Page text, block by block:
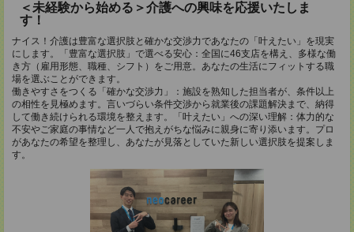
＜未経験から始める＞介護への興味を応援いたしま
す！
ナイス！介護は豊富な選択肢と確かな交渉力であなたの「叶えたい」を現実
にします。「豊富な選択肢」で選べる安心：全国に46支店を構え、多様な働
き方（雇用形態、職種、シフト）をご用意。あなたの生活にフィットする職
場を選ぶことができます。
働きやすさをつくる「確かな交渉力」：施設を熟知した担当者が、条件以上
の相性を見極めます。言いづらい条件交渉から就業後の課題解決まで、納得
して働き続けられる環境を整えます。「叶えたい」への深い理解：体力的な
不安やご家庭の事情など一人で抱えがちな悩みに親身に寄り添います。プロ
があなたの希望を整理し、あなたが見落としていた新しい選択肢を提案しま
す。